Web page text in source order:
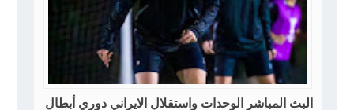
البث المباشر الوحدات واستقلال الايراني دوري أبطال